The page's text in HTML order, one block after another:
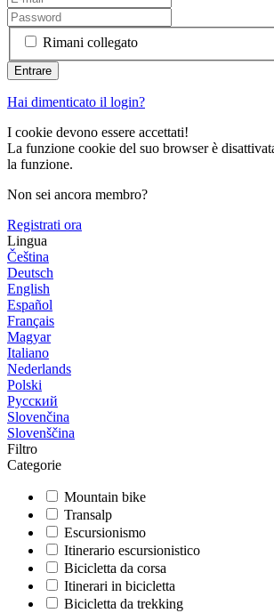
Rimani collegato
Hai dimenticato il login?
I cookie devono essere accettati!
La funzione cookie del suo browser è
la funzione.
Non sei ancora membro?
Registrati ora
Lingua
Čeština
Deutsch
English
Español
Français
Magyar
Italiano
Nederlands
Polski
Русский
Slovenčina
Slovenščina
Filtro
Categorie
Mountain bike
Transalp
Escursionismo
Itinerario escursionistico
Bicicletta da corsa
Itinerari in bicicletta
Bicicletta da trekking